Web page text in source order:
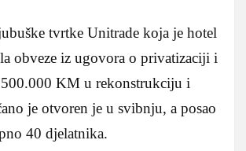
tvrtke Unitrade koja je hotel
obveze iz ugovora o privatizaciji i
KM u rekonstrukciju i
je otvoren je u svibnju, a posao
40 djelatnika.